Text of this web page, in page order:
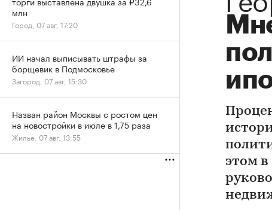
этом
млн
Город, 07 авг, 17:20
ИИ начал выписывать штрафы за
борщевик в Подмосковье
Загород, 07 авг, 15:30
Назван район Москвы с ростом цен
на новостройки в июле в 1,75 раза
Жилье, 07 авг, 13:55